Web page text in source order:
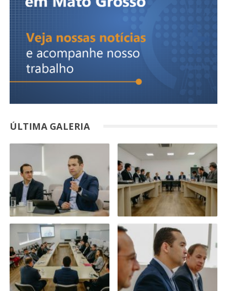
ÚLTIMA GALERIA